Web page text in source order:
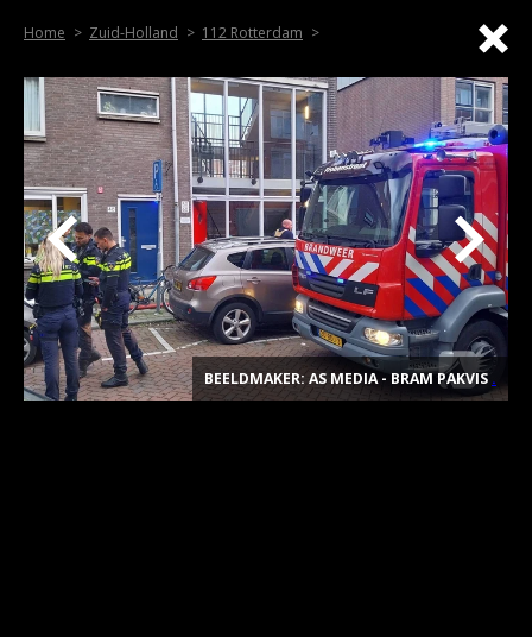
Home Zuid-Holland 112 Rotterdam
BEELDMAKER: AS MEDIA - BRAM PAKVIS .